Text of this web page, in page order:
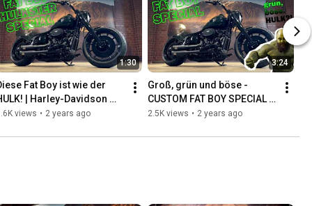
1:30
Fat Boy ist wie der
| Harley-Davidson
Nord | Umbau
views • 2 years ago
3:24
Groß, grün und böse -
CUSTOM FAT BOY SPECIAL |
Harley-Davidson Hamburg
2.5K views • 2 years ago